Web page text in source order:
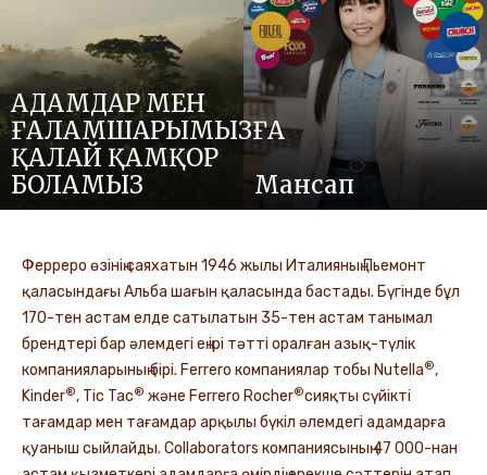
АДАМДАР МЕН
ҒАЛАМШАРЫМЫЗҒА
ҚАЛАЙ ҚАМҚОР
БОЛАМЫЗ
Мансап
Ферреро өзінің саяхатын 1946 жылы Италияның Пьемонт
қаласындағы Альба шағын қаласында бастады. Бүгінде бұл
170-тен астам елде сатылатын 35-тен астам танымал
брендтері бар әлемдегі ең ірі тәтті оралған азық-түлік
компанияларының бірі. Ferrero компаниялар тобы Nutella®,
Kinder®, Tic Tac® және Ferrero Rocher®сияқты сүйікті
тағамдар мен тағамдар арқылы бүкіл әлемдегі адамдарға
қуаныш сыйлайды. Collaborators компаниясының 47 000-нан